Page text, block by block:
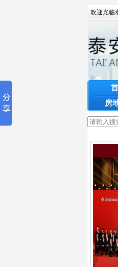
欢迎光临
房